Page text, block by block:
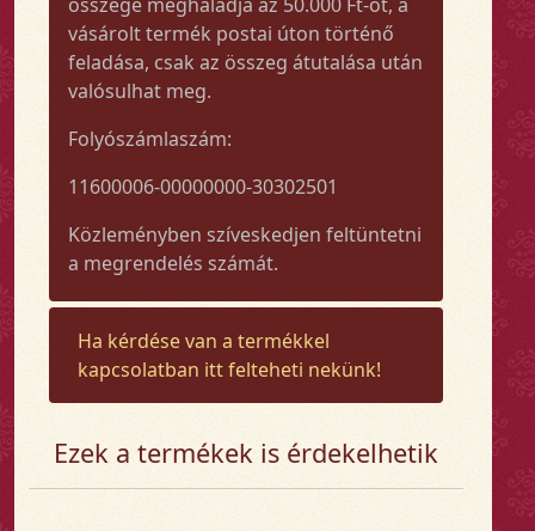
vásárolt termék postai úton történő
feladása, csak az összeg átutalása után
valósulhat meg.
Folyószámlaszám:
11600006-00000000-30302501
Közleményben szíveskedjen feltüntetni
a megrendelés számát.
Ha kérdése van a termékkel
kapcsolatban itt felteheti nekünk!
Ezek a termékek is érdekelhetik